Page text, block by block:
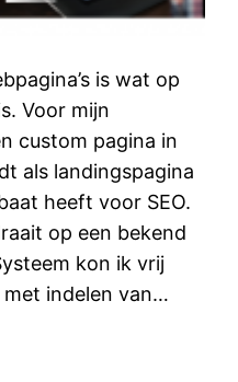
is wat op
Voor mijn
custom pagina in
als landingspagina
heeft voor SEO.
op een bekend
kon ik vrij
met indelen van…